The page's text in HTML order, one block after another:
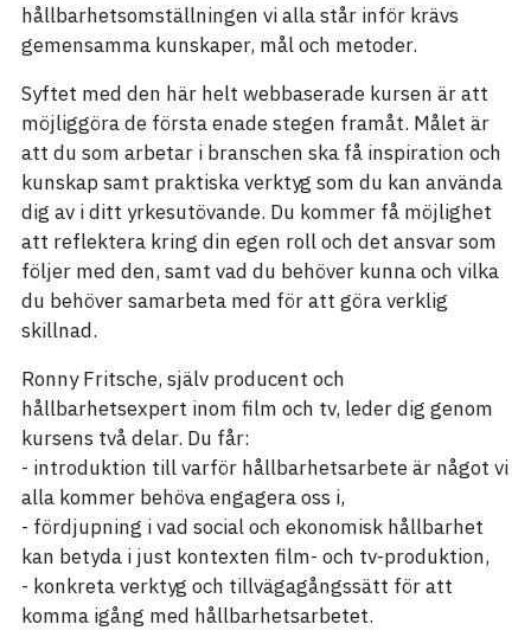
hållbarhetsomställningen vi alla står inför krävs
gemensamma kunskaper, mål och metoder.
Syftet med den här helt webbaserade kursen är att
möjliggöra de första enade stegen framåt. Målet är
att du som arbetar i branschen ska få inspiration och
kunskap samt praktiska verktyg som du kan använda
dig av i ditt yrkesutövande. Du kommer få möjlighet
att reflektera kring din egen roll och det ansvar som
följer med den, samt vad du behöver kunna och vilka
du behöver samarbeta med för att göra verklig
skillnad.
Ronny Fritsche, själv producent och
hållbarhetsexpert inom film och tv, leder dig genom
kursens två delar. Du får:
- introduktion till varför hållbarhetsarbete är något vi
alla kommer behöva engagera oss i,
- fördjupning i vad social och ekonomisk hållbarhet
kan betyda i just kontexten film- och tv-produktion,
- konkreta verktyg och tillvägagångssätt för att
komma igång med hållbarhetsarbetet.